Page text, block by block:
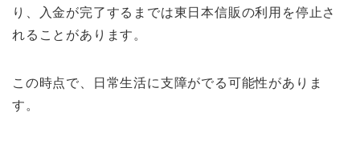
り、入金が完了するまでは東日本信販の利用を停止さ
れることがあります。
この時点で、日常生活に支障がでる可能性がありま
す。